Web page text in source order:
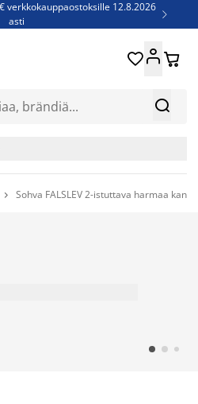
verkkokauppaostoksille 12.8.2026
asti

- Säästä jopa 60% 
 
 Sohva FALSLEV 2-istuttava harmaa